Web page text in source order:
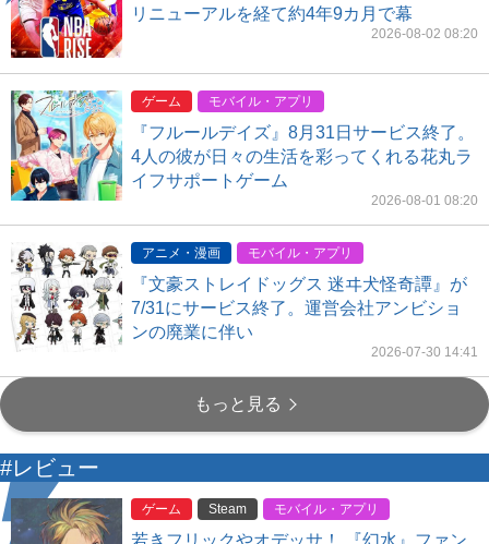
リニューアルを経て約4年9カ月で幕
2026-08-02 08:20
ゲーム モバイル・アプリ
『フルールデイズ』8月31日サービス終了。
4人の彼が日々の生活を彩ってくれる花丸ラ
イフサポートゲーム
2026-08-01 08:20
アニメ・漫画 モバイル・アプリ
『文豪ストレイドッグス 迷ヰ犬怪奇譚』が
7/31にサービス終了。運営会社アンビショ
ンの廃業に伴い
2026-07-30 14:41
もっと見る
#レビュー
ゲーム Steam モバイル・アプリ
若きフリックやオデッサ！ 『幻水』ファン